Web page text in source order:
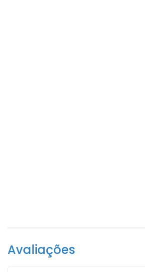
Avaliações